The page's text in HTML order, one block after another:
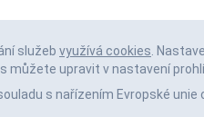
služeb využívá cookies.
můžete upravit v nastavení
s nařízením Evropské unie